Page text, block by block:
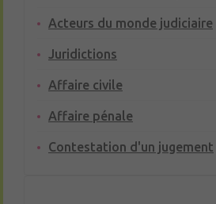
Acteurs du monde judiciaire
Juridictions
Affaire civile
Affaire pénale
Contestation d'un jugement